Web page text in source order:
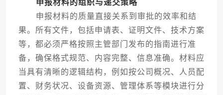
申报材料的组织与递交策略
申报材料的质量直接关系到审批的效率和结
果。所有文件，包括申请表、证明文件、技术方案
等，都必须严格按照主管部门发布的指南进行准
备，确保格式规范、内容完整、信息准确。材料应
当具有清晰的逻辑结构，例如按公司概况、人员配
置、财务状况、设备资源、管理体系等模块进行分